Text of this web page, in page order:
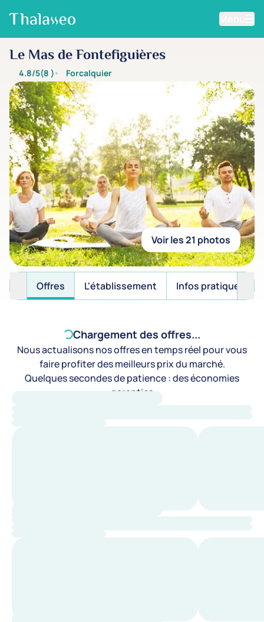
Aller au contenu principal
Le Mas de Fontefiguières
4.8/5(8 ) Forcalquier
Voir les 21 photos
Offres L'établissement Infos pratiques
Chargement des offres...
Nous actualisons nos offres en temps réel pour vous
faire profiter des meilleurs prix du marché.
Quelques secondes de patience : des économies
garanties